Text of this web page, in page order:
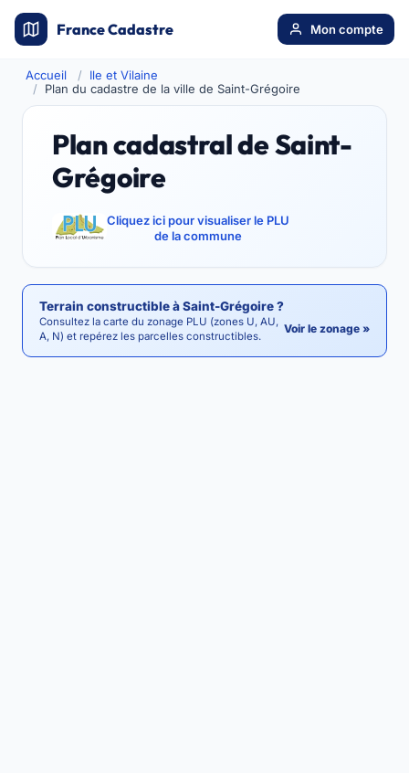
France Cadastre Mon compte
Accueil
Ile et Vilaine
Plan du cadastre de la ville de Saint-Grégoire
Plan cadastral de Saint-
Grégoire
Cliquez ici pour visualiser le PLU
de la commune
Terrain constructible à Saint-Grégoire ?
Consultez la carte du zonage PLU (zones U, AU,
A, N) et repérez les parcelles constructibles.
Voir le zonage »